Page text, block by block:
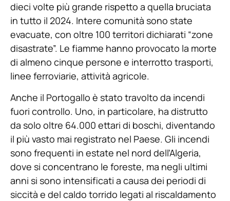
dieci volte più grande rispetto a quella bruciata
in tutto il 2024. Intere comunità sono state
evacuate, con oltre 100 territori dichiarati “zone
disastrate”. Le fiamme hanno provocato la morte
di almeno cinque persone e interrotto trasporti,
linee ferroviarie, attività agricole.
Anche il Portogallo è stato travolto da incendi
fuori controllo. Uno, in particolare, ha distrutto
da solo oltre 64.000 ettari di boschi, diventando
il più vasto mai registrato nel Paese. Gli incendi
sono frequenti in estate nel nord dell’Algeria,
dove si concentrano le foreste, ma negli ultimi
anni si sono intensificati a causa dei periodi di
siccità e del caldo torrido legati al riscaldamento